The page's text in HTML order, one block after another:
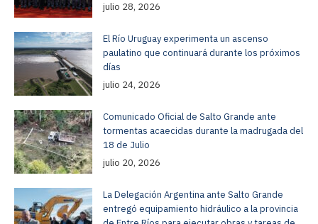
julio 28, 2026
El Río Uruguay experimenta un ascenso
paulatino que continuará durante los próximos
días
julio 24, 2026
Comunicado Oficial de Salto Grande ante
tormentas acaecidas durante la madrugada del
18 de Julio
julio 20, 2026
La Delegación Argentina ante Salto Grande
entregó equipamiento hidráulico a la provincia